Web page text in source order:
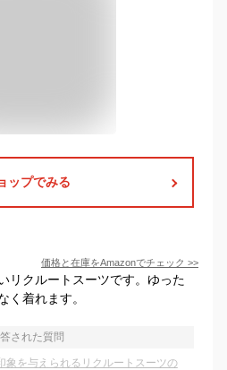
ップでみる
価格と在庫をAmazonでチェック >>
リクルートスーツです。ゆった
く着れます。
された質問
象を与えられるリクルートスーツの